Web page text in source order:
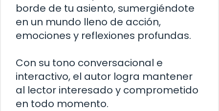
borde de tu asiento, sumergiéndote
en un mundo lleno de acción,
emociones y reflexiones profundas.
Con su tono conversacional e
interactivo, el autor logra mantener
al lector interesado y comprometido
en todo momento.